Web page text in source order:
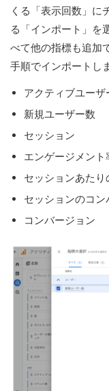
くる「表示回数」に
る「インポート」を
べて他の指標も追加
手順でインポートし
アクティブユーザ
新規ユーザー数
セッション
エンゲージメント
セッションあた
セッションのコ
コンバージョン